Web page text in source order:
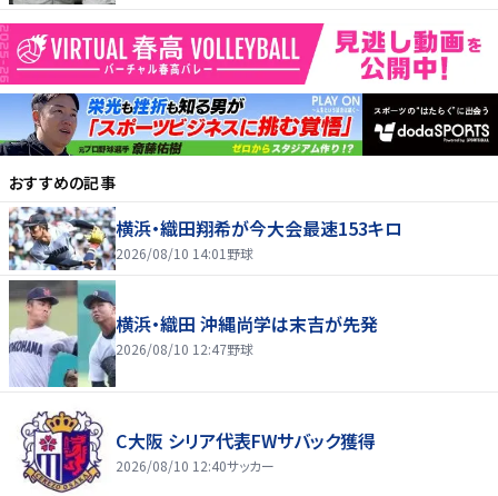
おすすめの記事
横浜・織田翔希が今大会最速153キロ
2026/08/10 14:01 野球
横浜・織田 沖縄尚学は末吉が先発
2026/08/10 12:47野球
C大阪 シリア代表FWサバック獲得
2026/08/10 12:40サッカー